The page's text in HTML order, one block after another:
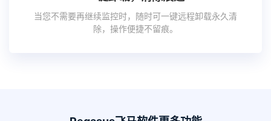
当您不需要再继续监控时，随时可一键远程卸载永久清
除，操作便捷不留痕。